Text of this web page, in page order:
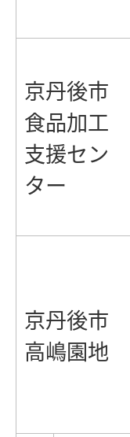
京丹後市
食品加工
支援セン
ター
京丹後市
高嶋園地